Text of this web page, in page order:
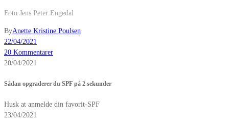
Foto Jens Peter Engedal
ByAnette Kristine Poulsen
22/04/2021
20 Kommentarer
20/04/2021
Sådan opgraderer du SPF på 2 sekunder
Husk at anmelde din favorit-SPF
23/04/2021